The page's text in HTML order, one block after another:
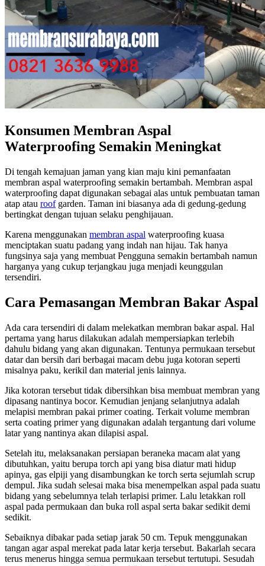
Konsumen Membran Aspal
Waterproofing Semakin Meningkat
Di tengah kemajuan jaman yang kian maju kini pemanfaatan
membran aspal waterproofing semakin bertambah. Membran aspal
waterproofing dapat digunakan sebagai alas untuk pembuatan taman
atap atau roofgarden. Taman ini biasanya ada di gedung-gedung
bertingkat dengan tujuan selaku penghijauan.
Karena menggunakan membran aspal waterproofing kuasa
menciptakan suatu padang yang indah nan hijau. Tak hanya
fungsinya saja yang membuat Pengguna semakin bertambah namun
harganya yang cukup terjangkau juga menjadi keunggulan
tersendiri.
Cara Pemasangan Membran Bakar Aspal
Ada cara tersendiri di dalam melekatkan membran bakar aspal. Hal
pertama yang harus dilakukan adalah mempersiapkan terlebih
dahulu bidang yang akan digunakan. Tentunya permukaan tersebut
datar dan bersih dari berbagai macam debu juga kotoran seperti
misalnya paku, kerikil dan material jenis lainnya.
Jika kotoran tersebut tidak dibersihkan bisa membuat membran yang
dipasang nantinya bocor. Kemudian jenjang selanjutnya adalah
melapisi membran pakai primer coating. Terkait volume membran
serta coating primer yang digunakan adalah tergantung dari volume
latar yang nantinya akan dilapisi aspal.
Setelah itu, melaksanakan persiapan beraneka macam alat yang
dibutuhkan, yaitu berupa torch api yang bisa diatur mati hidup
apinya, gas elpiji yang disambungkan ke torch serta sejumlah scrup
dempul. Jika sudah selesai maka bisa menempelkan aspal pada suatu
bidang yang sebelumnya telah terlapisi primer. Lalu letakkan roll
aspal pada permukaan dan buka roll aspal serta bakar sedikit demi
sedikit.
Sebaiknya dibakar pada setiap jarak 50 cm. Tepuk menggunakan
tangan agar aspal merekat pada latar kerja tersebut. Bakarlah secara
terus menerus hingga semua permukaan tersebut tertutupi. Sesudah